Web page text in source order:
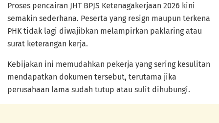
Proses pencairan JHT BPJS Ketenagakerjaan 2026 kini
semakin sederhana. Peserta yang resign maupun terkena
PHK tidak lagi diwajibkan melampirkan paklaring atau
surat keterangan kerja.
Kebijakan ini memudahkan pekerja yang sering kesulitan
mendapatkan dokumen tersebut, terutama jika
perusahaan lama sudah tutup atau sulit dihubungi.